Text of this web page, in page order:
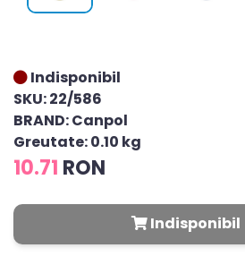
Indisponibil
SKU: 22/586
BRAND: Canpol
Greutate: 0.10 kg
10.71 RON
Indisponibil